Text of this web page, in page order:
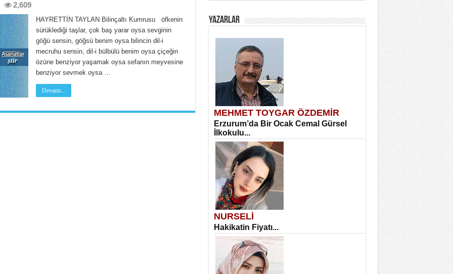
2,609
HAYRETTİN TAYLAN Bilinçaltı Kumrusu öfkenin
sürüklediği taşlar, çok baş yarar oysa sevginin
göğü sensin, göğsü benim oysa bilincin dil-i
mecruhu sensin, dil-i bülbülü benim oysa çiçeğin
özüne benziyor yaşamak oysa sefanın meyvesine
benziyor sevmek oysa …
Devamı...
YAZARLAR
MEHMET TOYGAR ÖZDEMİR
Erzurum’da Bir Ocak Cemal Gürsel
İlkokulu...
NURSELİ
Hakikatin Fiyatı...